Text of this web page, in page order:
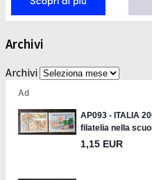
Archivi
Archivi